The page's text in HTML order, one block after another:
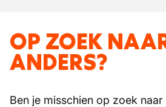
OP ZOEK
ANDERS?
Ben je misschien op zoek